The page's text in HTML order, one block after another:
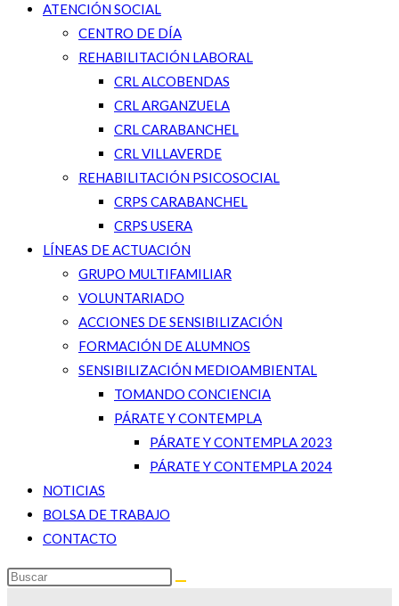
ATENCIÓN SOCIAL
CENTRO DE DÍA
REHABILITACIÓN LABORAL
CRL ALCOBENDAS
CRL ARGANZUELA
CRL CARABANCHEL
CRL VILLAVERDE
REHABILITACIÓN PSICOSOCIAL
CRPS CARABANCHEL
CRPS USERA
LÍNEAS DE ACTUACIÓN
GRUPO MULTIFAMILIAR
VOLUNTARIADO
ACCIONES DE SENSIBILIZACIÓN
FORMACIÓN DE ALUMNOS
SENSIBILIZACIÓN MEDIOAMBIENTAL
TOMANDO CONCIENCIA
PÁRATE Y CONTEMPLA
PÁRATE Y CONTEMPLA 2023
PÁRATE Y CONTEMPLA 2024
NOTICIAS
BOLSA DE TRABAJO
CONTACTO